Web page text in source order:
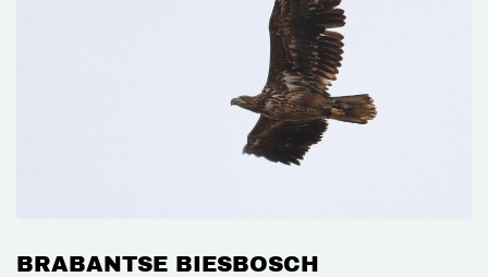
BRABANTSE BIESBOSCH